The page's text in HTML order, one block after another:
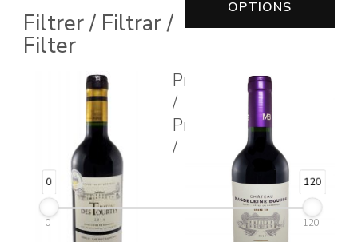
a
variations.
Les
options
peuvent
être
choisies
sur
OPTIONS
a
Filtrer / Filtrar /
Filter
Prix
/
Price
/
0 120
0 120